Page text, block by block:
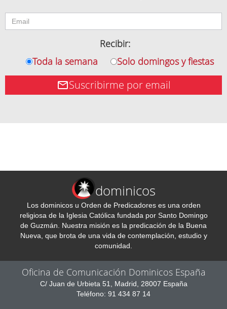
Recibir:
Toda la semana
Solo domingos y fiestas
Suscribirme por email
dominicos
Los dominicos u Orden de Predicadores es una orden
religiosa de la Iglesia Católica fundada por Santo Domingo
de Guzmán. Nuestra misión es la predicación de la Buena
Nueva, que brota de una vida de contemplación, estudio y
comunidad.
Oficina de Comunicación Dominicos España
C/ Juan de Urbieta 51, Madrid, 28007 España
Teléfono: 91 434 87 14